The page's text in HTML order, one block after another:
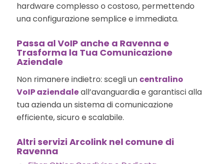
hardware complesso o costoso, permettendo
una configurazione semplice e immediata.
Passa al VoIP anche a Ravenna e
Trasforma la Tua Comunicazione
Aziendale
Non rimanere indietro: scegli un centralino
VoIP aziendaleall’avanguardia e garantisci alla
tua azienda un sistema di comunicazione
efficiente, sicuro e scalabile.
Altri servizi Arcolink nel comune di
Ravenna